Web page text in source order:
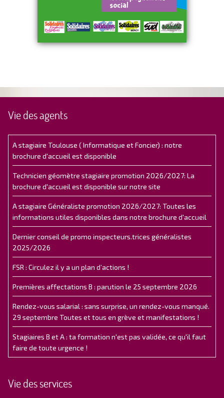
Vie des agents
A stagiaire Toulouse ( Informatique et Foncier) : notre
brochure d'accueil est disponible
Technicien géomètre stagiaire promotion 2026/2027: La
brochure d'accueil est disponible sur notre site
A stagiaire Généraliste promotion 2026/2027: Toutes les
informations utiles disponibles dans notre brochure d'accueil
Dernier conseil de promo inspecteurs.trices généralistes
2025/2026
FSR : Circulez il y a un plan d’actions !
Premières affectations B : parution le 25 septembre 2026
Rendez-vous salarial : sans surprise, un rendez-vous manqué.
29 septembre Toutes et tous en grève et manifestations !
Stagiaires B et A : ta formation n'est pas validée, ce qu'il faut
faire de toute urgence !
Vie des services